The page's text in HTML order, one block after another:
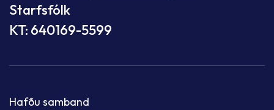
Starfsfólk
KT: 640169-5599
Hafðu samband